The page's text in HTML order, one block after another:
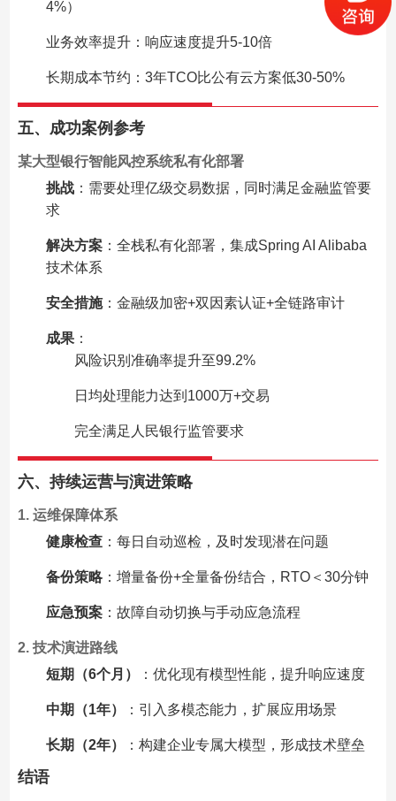
4%）
业务效率提升：响应速度提升5-10倍
长期成本节约：3年TCO比公有云方案低30-50%
五、成功案例参考
某大型银行智能风控系统私有化部署
挑战：需要处理亿级交易数据，同时满足金融监管要
求
解决方案：全栈私有化部署，集成Spring AI Alibaba
技术体系
安全措施：金融级加密+双因素认证+全链路审计
成果：
风险识别准确率提升至99.2%
日均处理能力达到1000万+交易
完全满足人民银行监管要求
六、持续运营与演进策略
1. 运维保障体系
健康检查：每日自动巡检，及时发现潜在问题
备份策略：增量备份+全量备份结合，RTO＜30分钟
应急预案：故障自动切换与手动应急流程
2. 技术演进路线
短期（6个月）
：优化现有模型性能，提升响应速度
中期（1年） ：引入多模态能力，扩展应用场景
长期（2年） ：构建企业专属大模型，形成技术壁垒
结语